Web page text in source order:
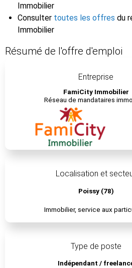
Immobilier
Consulter toutes les offres du
Immobilier
Résumé de l'offre d'emploi
Entreprise
FamiCity Immobilier
Réseau de mandataires
Localisation et
Poissy (78)
Immobilier, service aux
Type de poste
Indépendant /